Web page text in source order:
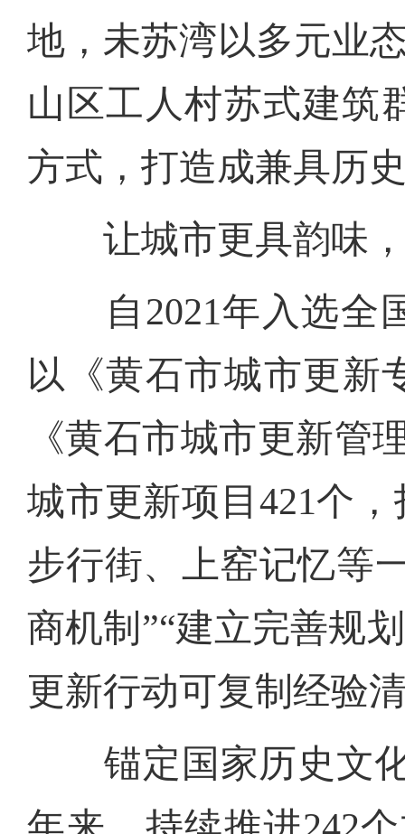
地，未苏湾以多元业
山区工人村苏式建筑
方式，打造成兼具历
让城市更具韵味，
自2021年入选全国
以《黄石市城市更新
《黄石市城市更新管
城市更新项目421个
步行街、上窑记忆等
商机制”“建立完善规
更新行动可复制经验
锚定国家历史文化